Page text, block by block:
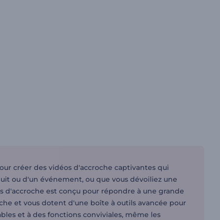
créer des vidéos d'accroche captivantes qui
ou d'un événement, ou que vous dévoiliez une
est conçu pour répondre à une grande
et vous dotent d'une boîte à outils avancée pour
et à des fonctions conviviales, même les